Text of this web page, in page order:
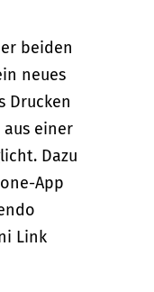
beiden
neues
Drucken
einer
Dazu
App
Link